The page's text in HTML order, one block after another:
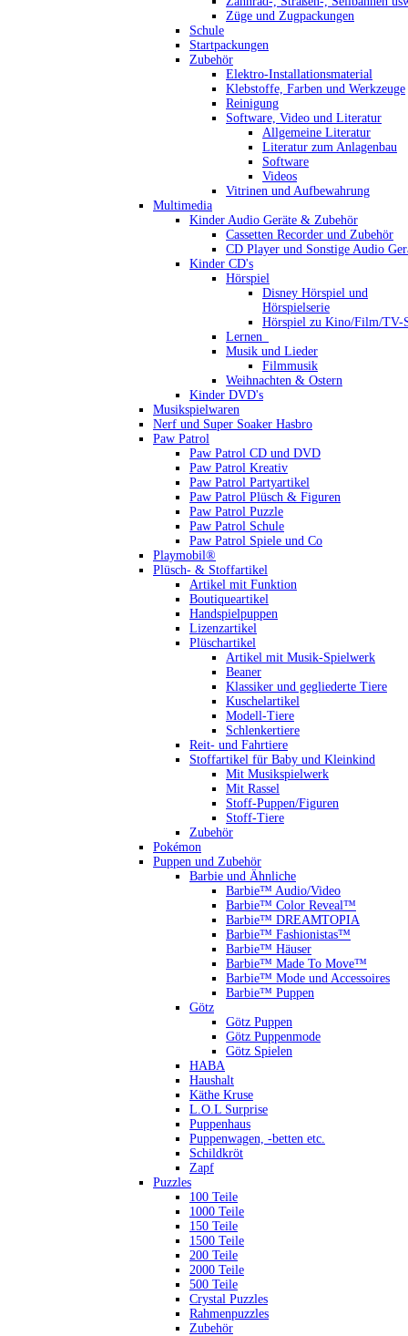
Züge und Zugpackungen
Schule
Startpackungen
Zubehör
Elektro-Installationsmaterial
Klebstoffe, Farben und Werkzeuge
Reinigung
Software, Video und Literatur
Allgemeine Literatur
Literatur zum Anlagenbau
Software
Videos
Vitrinen und Aufbewahrung
Multimedia
Kinder Audio Geräte & Zubehör
Cassetten Recorder und Zubehör
CD Player und Sonstige Audio
Kinder CD's
Hörspiel
Disney Hörspiel und
Hörspielserie
Hörspiel zu Kino/Film/TV-
Lernen_
Musik und Lieder
Filmmusik
Weihnachten & Ostern
Kinder DVD's
Musikspielwaren
Nerf und Super Soaker Hasbro
Paw Patrol
Paw Patrol CD und DVD
Paw Patrol Kreativ
Paw Patrol Partyartikel
Paw Patrol Plüsch & Figuren
Paw Patrol Puzzle
Paw Patrol Schule
Paw Patrol Spiele und Co
Playmobil®
Plüsch- & Stoffartikel
Artikel mit Funktion
Boutiqueartikel
Handspielpuppen
Lizenzartikel
Plüschartikel
Artikel mit Musik-Spielwerk
Beaner
Klassiker und gegliederte Tiere
Kuschelartikel
Modell-Tiere
Schlenkertiere
Reit- und Fahrtiere
Stoffartikel für Baby und Kleinkind
Mit Musikspielwerk
Mit Rassel
Stoff-Puppen/Figuren
Stoff-Tiere
Zubehör
Pokémon
Puppen und Zubehör
Barbie und Ähnliche
Barbie™ Audio/Video
Barbie™ Color Reveal™
Barbie™ DREAMTOPIA
Barbie™ Fashionistas™
Barbie™ Häuser
Barbie™ Made To Move™
Barbie™ Mode und Accessoires
Barbie™ Puppen
Götz
Götz Puppen
Götz Puppenmode
Götz Spielen
HABA
Haushalt
Käthe Kruse
L.O.L Surprise
Puppenhaus
Puppenwagen, -betten etc.
Schildkröt
Zapf
Puzzles
100 Teile
1000 Teile
150 Teile
1500 Teile
200 Teile
2000 Teile
500 Teile
Crystal Puzzles
Rahmenpuzzles
Zubehör